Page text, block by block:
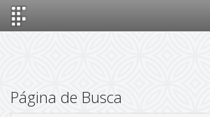
Página de Busca